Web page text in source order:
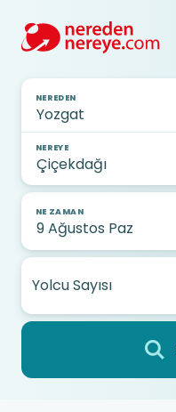
NEREDEN
NEREYE
NE ZAMAN
Yolcu Sayısı